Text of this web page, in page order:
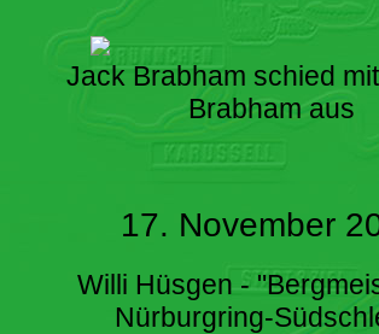
Jack Brabham schied
Brabham aus
17. November
Willi Hüsgen -
Nürburgring-